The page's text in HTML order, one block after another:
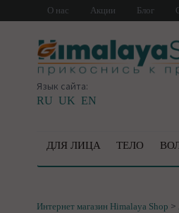
О нас Акции Блог
Язык сайта:
RU UK EN
ДЛЯ ЛИЦА ТЕЛО
Интернет магазин Himalaya Shop >